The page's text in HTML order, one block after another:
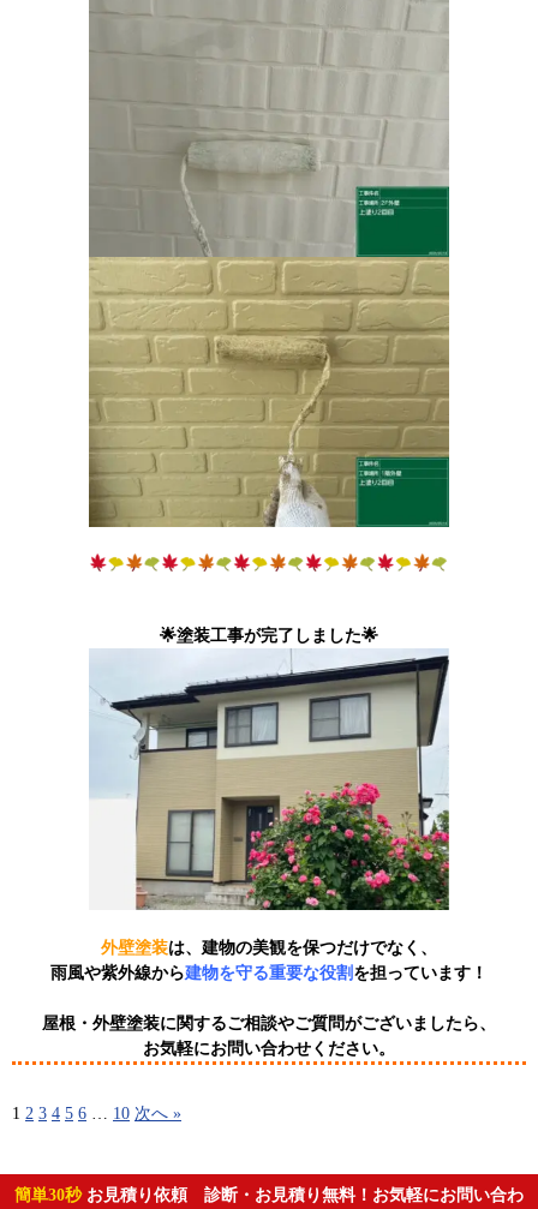
🌟塗装工事が完了しました🌟
外壁塗装は、建物の美観を保つだけでなく、
雨風や紫外線から建物を守る重要な役割 を担っています！
屋根・外壁塗装に関するご相談やご質問がございましたら、
お気軽にお問い合わせください。
1 2 3 4 5 6 10 次へ »
簡単30秒 お見積り依頼 診断・お見積り無料！お気軽にお問い合わ